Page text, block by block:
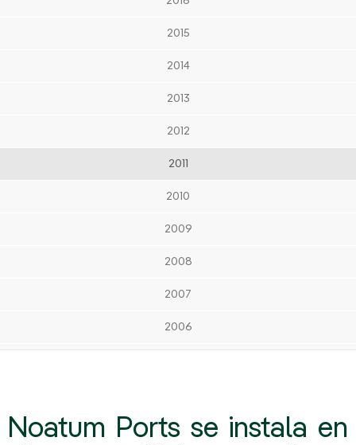
2015
2014
2013
2012
2011
2010
2009
2008
2007
2006
Noatum Ports se instala en